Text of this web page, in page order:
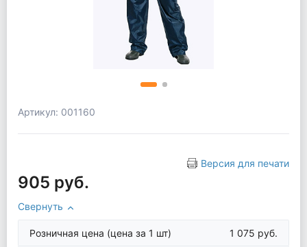
Артикул: 001160
Версия для печати
905 руб.
Свернуть
Розничная цена (цена за 1 шт) 1 075 руб.